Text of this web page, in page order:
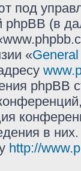
phpBB (в
«
phpBB
в
http://